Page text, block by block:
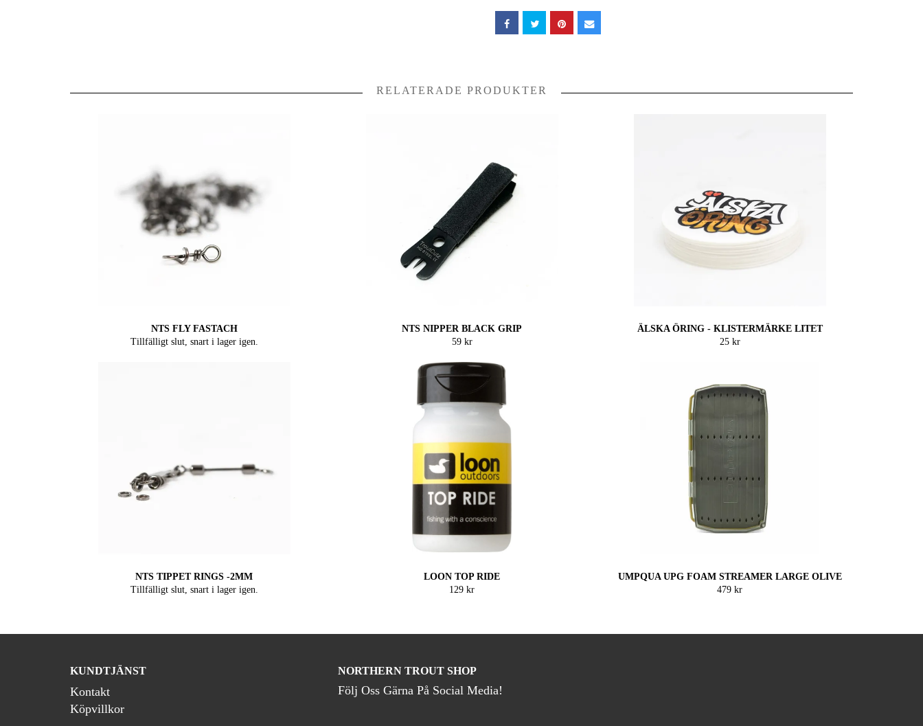
RELATERADE PRODUKTER
NTS FLY FASTACH
Tillfälligt slut, snart i lager igen.
NTS NIPPER BLACK GRIP
59 kr
ÄLSKA ÖRING - KLISTERMÄRKE LITET
25 kr
NTS TIPPET RINGS -2MM
Tillfälligt slut, snart i lager igen.
LOON TOP RIDE
129 kr
UMPQUA UPG FOAM STREAMER LARGE OLIVE
479 kr
KUNDTJÄNST
Kontakt
Köpvillkor
NORTHERN TROUT SHOP
Följ Oss Gärna På Social Media!